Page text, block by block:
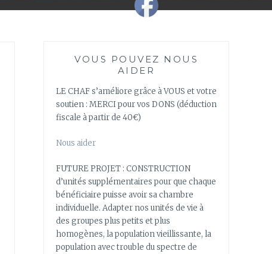
VOUS POUVEZ NOUS
AIDER
LE CHAF s’améliore grâce à VOUS et votre
soutien : MERCI pour vos DONS (déduction
fiscale à partir de 40€)
Nous aider
FUTURE PROJET : CONSTRUCTION
d’unités supplémentaires pour que chaque
bénéficiaire puisse avoir sa chambre
individuelle. Adapter nos unités de vie à
des groupes plus petits et plus
homogènes, la population vieillissante, la
population avec trouble du spectre de